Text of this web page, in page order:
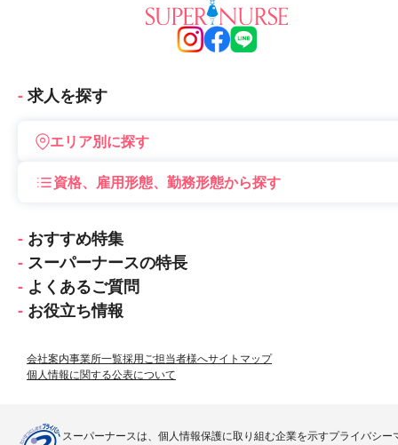
採用ご担当者様へ
おすすめ特集
スーパーナースの特長
よくあるご質問
お役立ち情報
求人を探す
エリア別に探す
資格、雇用形態、勤務形態から探す
会社案内事業所一覧採用ご担当者様へサイトマップ
個人情報に関する公表について
スーパーナースは、個人情報保護に取り組む企業を示すプライバシー